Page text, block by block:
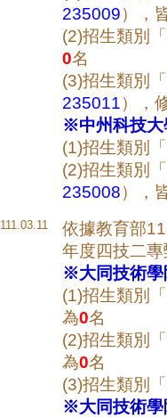
235009），
(2)招生類別「
0名
(3)招生類別「
235011），
※中州科技大
(1)招生類別「
(2)招生類別「
235008），
111.03.11
依據教育部
年度四技二
※大同技術學
(1)招生類別「
為0名
(2)招生類別「
為0名
(3)招生類別「
※大同技術學